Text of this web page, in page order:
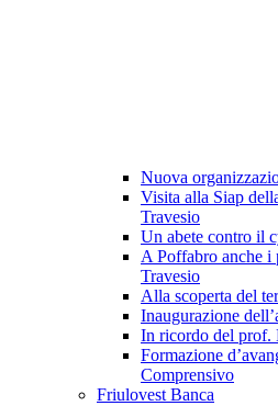
Nuova
Visita alla Siap
Travesio
Un abete contro il
A Poffabro anche i
Travesio
Alla scoperta del
Inaugurazione
In ricordo del prof.
Formazione
Comprensivo
Friulovest Banca